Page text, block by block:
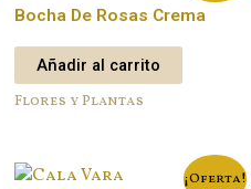
Bocha De Rosas Crema
Añadir al carrito
Flores y Plantas
¡Oferta!